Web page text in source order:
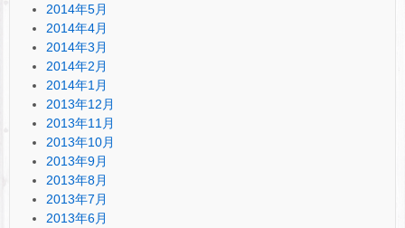
2014年5月
2014年4月
2014年3月
2014年2月
2014年1月
2013年12月
2013年11月
2013年10月
2013年9月
2013年8月
2013年7月
2013年6月